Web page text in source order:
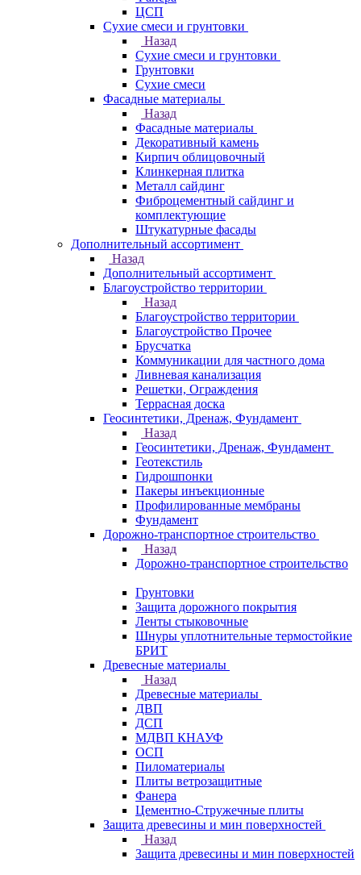
ЦСП
Сухие смеси и грунтовки
Назад
Сухие смеси и грунтовки
Грунтовки
Сухие смеси
Фасадные материалы
Назад
Фасадные материалы
Декоративный камень
Кирпич облицовочный
Клинкерная плитка
Металл сайдинг
Фиброцементный сайдинг и
комплектующие
Штукатурные фасады
Дополнительный ассортимент
Назад
Дополнительный ассортимент
Благоустройство территории
Назад
Благоустройство территории
Благоустройство Прочее
Брусчатка
Коммуникации для частного дома
Ливневая канализация
Решетки, Ограждения
Террасная доска
Геосинтетики, Дренаж, Фундамент
Назад
Геосинтетики, Дренаж, Фундамент
Геотекстиль
Гидрошпонки
Пакеры инъекционные
Профилированные мембраны
Фундамент
Дорожно-транспортное строительство
Назад
Дорожно-транспортное строительство
Грунтовки
Защита дорожного покрытия
Ленты стыковочные
Шнуры уплотнительные термостойкие
БРИТ
Древесные материалы
Назад
Древесные материалы
ДВП
ДСП
МДВП КНАУФ
ОСП
Пиломатериалы
Плиты ветрозащитные
Фанера
Цементно-Стружечные плиты
Защита древесины и мин поверхностей
Назад
Защита древесины и мин поверхностей